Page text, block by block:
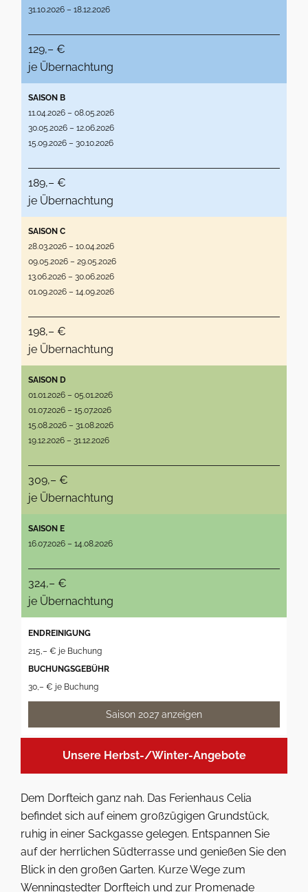
31.10.2026 – 18.12.2026
129,– €
je Übernachtung
SAISON B
11.04.2026 – 08.05.2026
30.05.2026 – 12.06.2026
15.09.2026 – 30.10.2026
189,– €
je Übernachtung
SAISON C
28.03.2026 – 10.04.2026
09.05.2026 – 29.05.2026
13.06.2026 – 30.06.2026
01.09.2026 – 14.09.2026
198,– €
je Übernachtung
SAISON D
01.01.2026 – 05.01.2026
01.07.2026 – 15.07.2026
15.08.2026 – 31.08.2026
19.12.2026 – 31.12.2026
309,– €
je Übernachtung
SAISON E
16.07.2026 – 14.08.2026
324,– €
je Übernachtung
ENDREINIGUNG
215,– € je Buchung
BUCHUNGSGEBÜHR
30,– € je Buchung
Saison 2027 anzeigen
Unsere Herbst-/Winter-Angebote
Dem Dorfteich ganz nah. Das Ferienhaus Celia
befindet sich auf einem großzügigen Grundstück,
ruhig in einer Sackgasse gelegen. Entspannen Sie
auf der herrlichen Südterrasse und genießen Sie den
Blick in den großen Garten. Kurze Wege zum
Wenningstedter Dorfteich und zur Promenade